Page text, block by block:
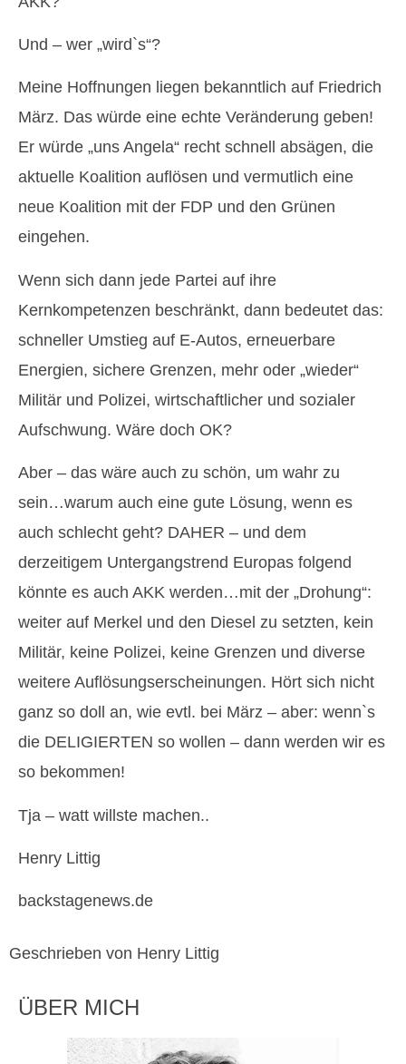
Und – wer „wird`s“?
Meine Hoffnungen liegen bekanntlich auf Friedrich
März. Das würde eine echte Veränderung geben!
Er würde „uns Angela“ recht schnell absägen, die
aktuelle Koalition auflösen und vermutlich eine
neue Koalition mit der FDP und den Grünen
eingehen.
Wenn sich dann jede Partei auf ihre
Kernkompetenzen beschränkt, dann bedeutet das:
schneller Umstieg auf E-Autos, erneuerbare
Energien, sichere Grenzen, mehr oder „wieder“
Militär und Polizei, wirtschaftlicher und sozialer
Aufschwung. Wäre doch OK?
Aber – das wäre auch zu schön, um wahr zu
sein…warum auch eine gute Lösung, wenn es
auch schlecht geht? DAHER – und dem
derzeitigem Untergangstrend Europas folgend
könnte es auch AKK werden…mit der „Drohung“:
weiter auf Merkel und den Diesel zu setzten, kein
Militär, keine Polizei, keine Grenzen und diverse
weitere Auflösungserscheinungen. Hört sich nicht
ganz so doll an, wie evtl. bei März – aber: wenn`s
die DELIGIERTEN so wollen – dann werden wir es
so bekommen!
Tja – watt willste machen..
Henry Littig
backstagenews.de
Geschrieben von Henry Littig
ÜBER MICH